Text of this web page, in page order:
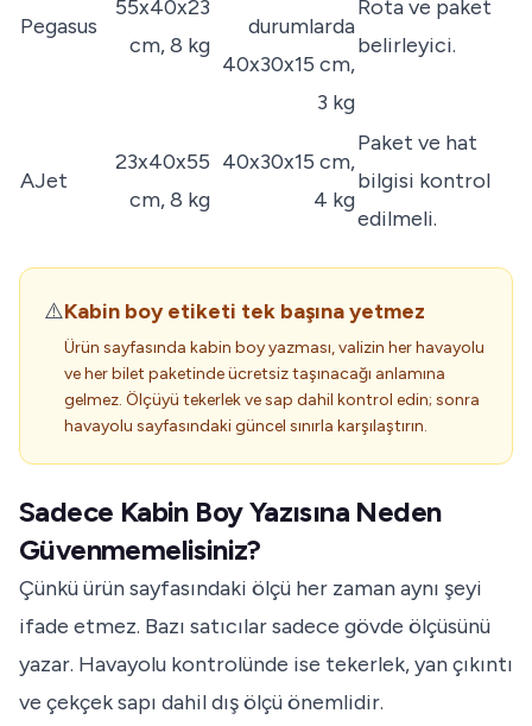
Pegasus
55x40x23
cm, 8 kg
durumlarda
40x30x15 cm,
3 kg
Rota ve paket
belirleyici.
AJet
23x40x55
cm, 8 kg
40x30x15 cm,
4 kg
Paket ve hat
bilgisi kontrol
edilmeli.
⚠️Kabin boy etiketi tek başına yetmez
Ürün sayfasında kabin boy yazması, valizin her havayolu
ve her bilet paketinde ücretsiz taşınacağı anlamına
gelmez. Ölçüyü tekerlek ve sap dahil kontrol edin; sonra
havayolu sayfasındaki güncel sınırla karşılaştırın.
Sadece Kabin Boy Yazısına Neden
Güvenmemelisiniz?
Çünkü ürün sayfasındaki ölçü her zaman aynı şeyi
ifade etmez. Bazı satıcılar sadece gövde ölçüsünü
yazar. Havayolu kontrolünde ise tekerlek, yan çıkıntı
ve çekçek sapı dahil dış ölçü önemlidir.